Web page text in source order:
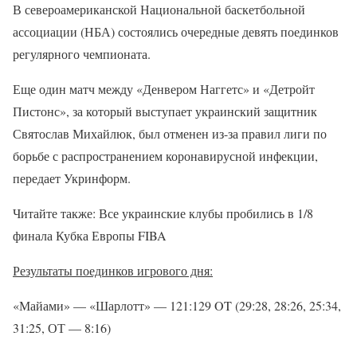
В североамериканской Национальной баскетбольной
ассоциации (НБА) состоялись очередные девять поединков
регулярного чемпионата.
Еще один матч между «Денвером Наггетс» и «Детройт
Пистонс», за который выступает украинский защитник
Святослав Михайлюк, был отменен из-за правил лиги по
борьбе с распространением коронавирусной инфекции,
передает Укринформ.
Читайте также: Все украинские клубы пробились в 1/8
финала Кубка Европы FIBA
Результаты поединков игрового дня:
«Майами» — «Шарлотт» — 121:129 OT (29:28, 28:26, 25:34,
31:25, ОТ — 8:16)